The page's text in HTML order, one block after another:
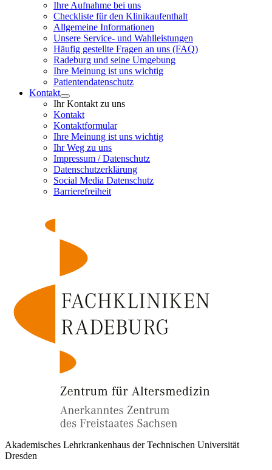
Ihre Aufnahme bei uns
Checkliste für den Klinikaufenthalt
Allgemeine Informationen
Unsere Service- und Wahlleistungen
Häufig gestellte Fragen an uns (FAQ)
Radeburg und seine Umgebung
Ihre Meinung ist uns wichtig
Patientendatenschutz
Kontakt
Ihr Kontakt zu uns
Kontakt
Kontaktformular
Ihre Meinung ist uns wichtig
Ihr Weg zu uns
Impressum / Datenschutz
Datenschutzerklärung
Social Media Datenschutz
Barrierefreiheit
Akademisches Lehrkrankenhaus der Technischen Universität
Dresden